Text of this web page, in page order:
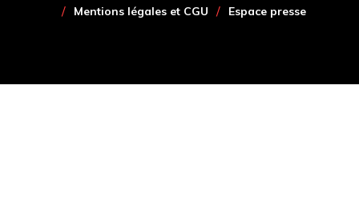
Mentions légales et CGU
Espace presse